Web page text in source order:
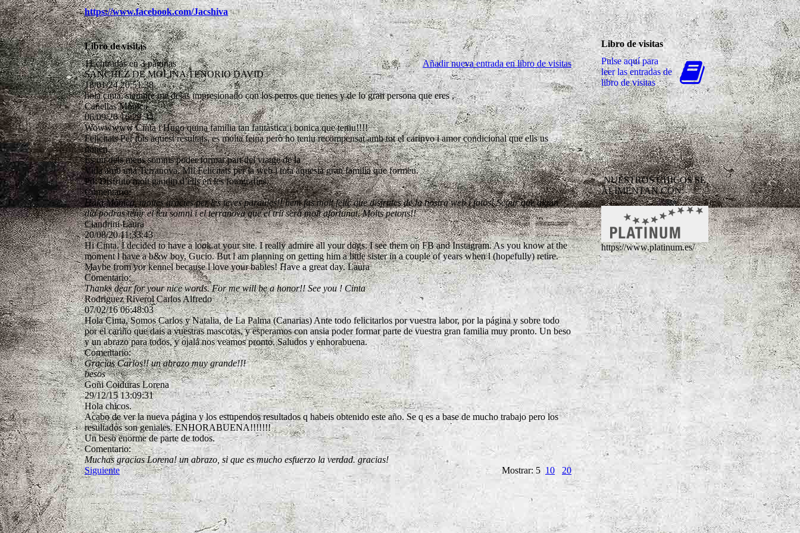
https://www.facebook.com/Jacshiva
Libro de visitas
11 entradas en 3 páginas
Añadir nueva entrada en libro de visitas
SANCHEZ DE MOLINA TENORIO DAVID
18/01/24 20:51:38
hola cinta, siempre me dejas impresionado con los perros que tienes y de lo gran persona que eres ,
Cañellas Mònica
06/09/20 16:29:34
Wowwwww Cinta i Hugo quina familia tan fantàstica i bonica que teniu!!!!
Felicitats Per tots aquest resultats, es molta feina però ho teniu recompensat amb tot el carinyo i amor condicional que ells us
donen.
Es un dels meus somnis poder formar part del viatge de la
Vida amb una Terranova. Mil Felicitats per la web i tota aquesta gran familia que formeu.
Pd: Disfruto molt gaudin d’ells en les fotografíes.
Comentario:
Hola Mònica, moltes gràcies per les teves paraules!! hem fas molt feliç que disfrutes de la nostra web i fotos! Segur que algún
dia podras tenir el teu somni i el terranova que et trii serà molt afortunat. Molts petons!!
Ciandrini Laura
20/08/20 11:33:43
Hi Cinta. I decided to have a look at your site. I really admire all your dogs. I see them on FB and Instagram. As you know at the
moment l have a b&w boy, Gucio. But l am planning on getting him a little sister in a couple of years when l (hopefully) retire.
Maybe from yor kennel because l love your babies! Have a great day. Laura
Comentario:
Thanks dear for your nice words. For me will be a honor!! See you ! Cinta
Rodriguez Riverol Carlos Alfredo
07/02/16 06:48:03
Hola Cinta, Somos Carlos y Natalia, de La Palma (Canarias) Ante todo felicitarlos por vuestra labor, por la página y sobre todo
por el cariño que dais a vuestras mascotas, y esperamos con ansia poder formar parte de vuestra gran familia muy pronto. Un beso
y un abrazo para todos, y ojalá nos veamos pronto. Saludos y enhorabuena.
Comentario:
Gracias Carlos!! un abrazo muy grande!!!
besos
Goñi Coiduras Lorena
29/12/15 13:09:31
Hola chicos.
Acabo de ver la nueva página y los estupendos resultados q habeis obtenido este año. Se q es a base de mucho trabajo pero los
resultados son geniales. ENHORABUENA!!!!!!!
Un beso enorme de parte de todos.
Comentario:
Muchas gracias Lorena! un abrazo, si que es mucho esfuerzo la verdad. gracias!
Siguiente
Mostrar: 5 10 20
Libro de visitas
Pulse aquí para
leer las entradas de
libro de visitas
NUESTROS CHICOS SE
ALIMENTAN CON:
https://www.platinum.es/